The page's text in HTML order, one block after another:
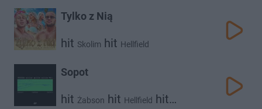
Tylko z Nią
hit Skolim hit Hellfield
Sopot
hit Żabson hit Hellfield hit